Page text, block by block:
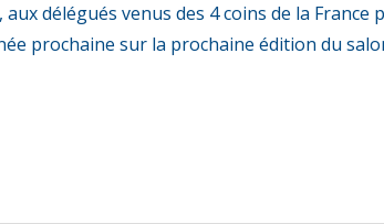
délégués venus des 4 coins de la France
prochaine sur la prochaine édition du